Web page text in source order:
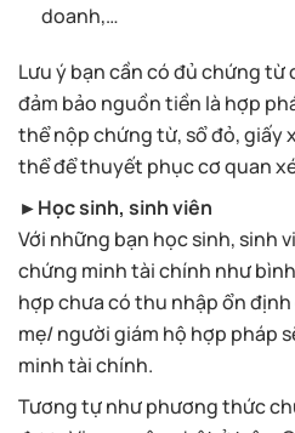
doanh,…
Lưu ý bạn cần có đủ chứng
đảm bảo nguồn tiền là hợp
thể nộp chứng từ, sổ đỏ, giấy
thể để thuyết phục cơ quan
►Học sinh, sinh viên
Với những bạn học sinh, sinh
chứng minh tài chính như
hợp chưa có thu nhập ổn
mẹ/ người giám hộ hợp pháp
minh tài chính.
Tương tự như phương thức